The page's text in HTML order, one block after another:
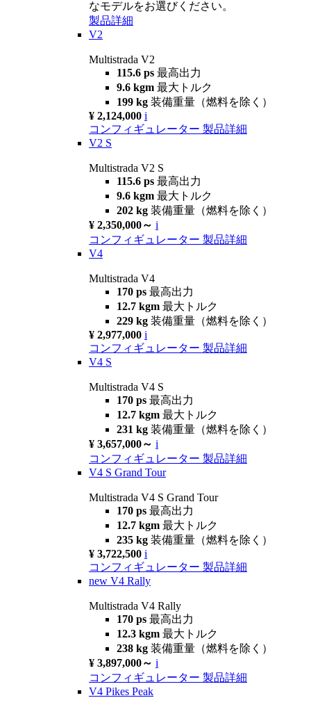
なモデルをお選びください。
製品詳細
V2
Multistrada V2
115.6 ps 最高出力
9.6 kgm 最大トルク
199 kg 装備重量（燃料を除く）
¥ 2,124,000 i
コンフィギュレーター 製品詳細
V2 S
Multistrada V2 S
115.6 ps 最高出力
9.6 kgm 最大トルク
202 kg 装備重量（燃料を除く）
¥ 2,350,000～ i
コンフィギュレーター 製品詳細
V4
Multistrada V4
170 ps 最高出力
12.7 kgm 最大トルク
229 kg 装備重量（燃料を除く）
¥ 2,977,000 i
コンフィギュレーター 製品詳細
V4 S
Multistrada V4 S
170 ps 最高出力
12.7 kgm 最大トルク
231 kg 装備重量（燃料を除く）
¥ 3,657,000～ i
コンフィギュレーター 製品詳細
V4 S Grand Tour
Multistrada V4 S Grand Tour
170 ps 最高出力
12.7 kgm 最大トルク
235 kg 装備重量（燃料を除く）
¥ 3,722,500 i
コンフィギュレーター 製品詳細
new V4 Rally
Multistrada V4 Rally
170 ps 最高出力
12.3 kgm 最大トルク
238 kg 装備重量（燃料を除く）
¥ 3,897,000～ i
コンフィギュレーター 製品詳細
V4 Pikes Peak